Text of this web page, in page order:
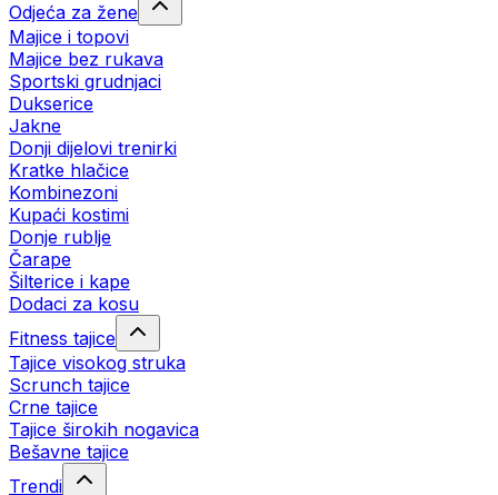
Odjeća za žene
Majice i topovi
Majice bez rukava
Sportski grudnjaci
Dukserice
Jakne
Donji dijelovi trenirki
Kratke hlačice
Kombinezoni
Kupaći kostimi
Donje rublje
Čarape
Šilterice i kape
Dodaci za kosu
Fitness tajice
Tajice visokog struka
Scrunch tajice
Crne tajice
Tajice širokih nogavica
Bešavne tajice
Trendi